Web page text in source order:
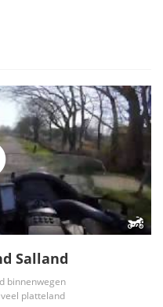
Salland
binnenwegen
platteland